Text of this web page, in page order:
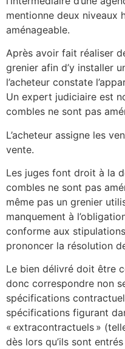
mentionne deux niveaux
aménageable.
Après avoir fait réaliser
grenier afin d’y installer
l’acheteur constate
Un expert judiciaire est
combles ne sont pas
L’acheteur assigne les
vente.
Les juges font droit à la
combles ne sont pas
même pas un grenier
manquement à
conforme aux
prononcer la résolution
Le bien délivré doit être
donc correspondre non
spécifications
spécifications figurant
« extracontractuels »
dès lors qu’ils sont